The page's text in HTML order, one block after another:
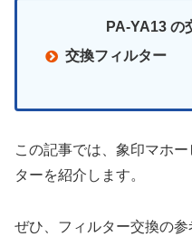
PA-YA13 の
交換フィルター
この記事では、象印マホ
ターを紹介します。
ぜひ、フィルター交換の参